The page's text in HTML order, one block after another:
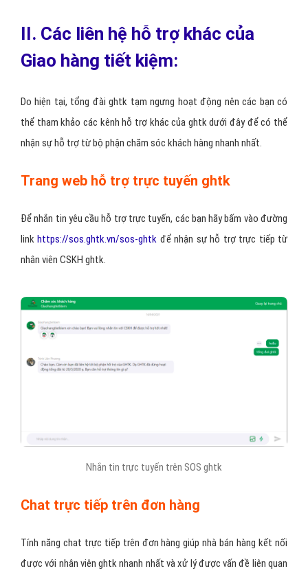
II. Các liên hệ hỗ trợ khác của
Giao hàng tiết kiệm:
Do hiện tại, tổng đài ghtk tạm ngưng hoạt động nên các bạn có
thể tham khảo các kênh hỗ trợ khác của ghtk dưới đây để có thể
nhận sự hỗ trợ từ bộ phận chăm sóc khách hàng nhanh nhất.
Trang web hỗ trợ trực tuyến ghtk
Để nhắn tin yêu cầu hỗ trợ trực tuyến, các bạn hãy bấm vào đường
linkhttps://sos.ghtk.vn/sos-ghtk để nhận sự hỗ trợ trực tiếp từ
nhân viên CSKH ghtk.
Nhắn tin trực tuyến trên SOS ghtk
Chat trực tiếp trên đơn hàng
Tính năng chat trực tiếp trên đơn hàng giúp nhà bán hàng kết nối
được với nhân viên ghtk nhanh nhất và xử lý được vấn đề liên quan